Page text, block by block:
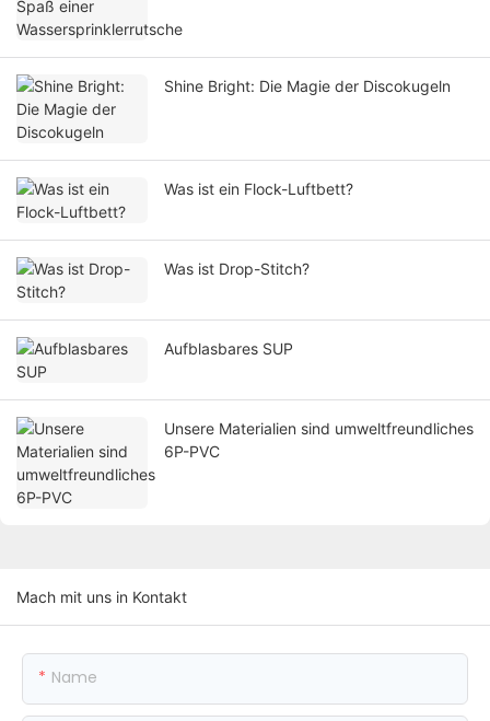
Shine Bright: Die Magie der Discokugeln
Was ist ein Flock-Luftbett?
Was ist Drop-Stitch?
Aufblasbares SUP
Unsere Materialien sind umweltfreundliches
6P-PVC
Mach mit uns in Kontakt
Name